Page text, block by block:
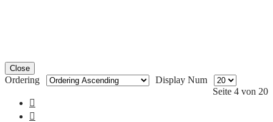
Close
Ordering
Display Num
Seite 4 von 20